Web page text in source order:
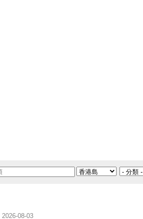
2026-08-03